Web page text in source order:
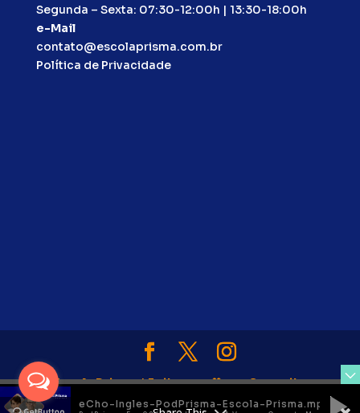
Segunda – Sexta: 07:30-12:00h | 13:30-18:00h
e-Mail
contato@escolaprisma.com.br
Política de Privacidade
Escola Prisma|Feito com💖porConceito
Prisma LAB
eCho-Ingles-PodPrisma-Escola-Prisma.mp3